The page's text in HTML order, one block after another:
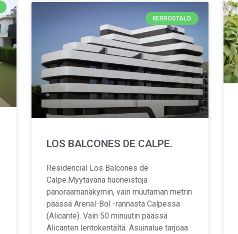
KERROSTALO
LOS BALCONES DE CALPE.
Residencial Los Balcones de
Calpe.Myytävänä huoneistoja
panoraamanäkymin, vain muutaman metrin
päässä Arenal-Bol -rannasta Calpessa
(Alicante). Vain 50 minuutin päässä
Alicanten lentokentältä. Asuinalue tarjoaa